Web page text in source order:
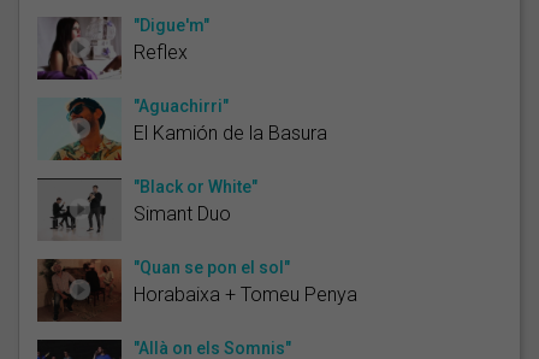
"Digue'm"
Reflex
"Aguachirri"
El Kamión de la Basura
"Black or White"
Simant Duo
"Quan se pon el sol"
Horabaixa + Tomeu Penya
"Allà on els Somnis"